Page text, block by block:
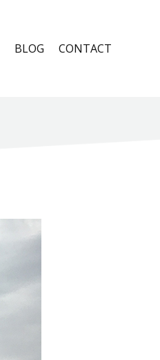
BLOG CONTACT